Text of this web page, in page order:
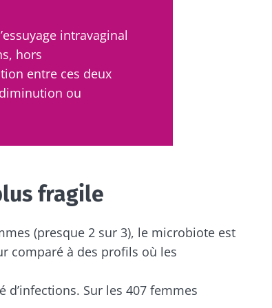
intravaginal
hors
entre ces deux
ou
fragile
(presque 2 sur 3), le microbiote est
comparé à des profils où les
d’infections. Sur les 407 femmes
du Biocodex Microbiota Institute
afin de recevoir d'autres actualités de Biocodex
CGUet la
Yaourts, les grands
yaourt, fromage blanc
ou skyr ? Ces
elles chou...